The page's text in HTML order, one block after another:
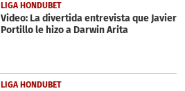
LIGA HONDUBET
Video: La divertida entrevista que Javier
Portillo le hizo a Darwin Arita
LIGA HONDUBET